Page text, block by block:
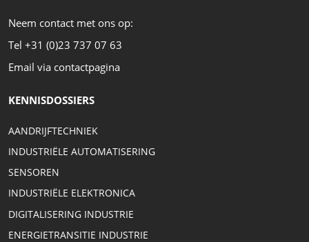
Neem contact met ons op:
Tel +31 (0)23 737 07 63
Email via contactpagina
KENNISDOSSIERS
AANDRIJFTECHNIEK
INDUSTRIËLE AUTOMATISERING
SENSOREN
INDUSTRIËLE ELEKTRONICA
DIGITALISERING INDUSTRIE
ENERGIETRANSITIE INDUSTRIE